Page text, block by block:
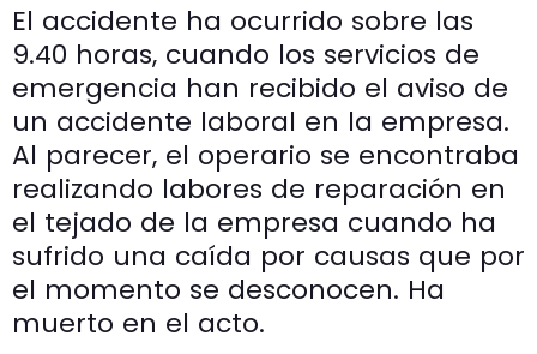
El accidente ha ocurrido sobre las
9.40 horas, cuando los servicios de
emergencia han recibido el aviso de
un accidente laboral en la empresa.
Al parecer, el operario se encontraba
realizando labores de reparación en
el tejado de la empresa cuando ha
sufrido una caída por causas que por
el momento se desconocen. Ha
muerto en el acto.